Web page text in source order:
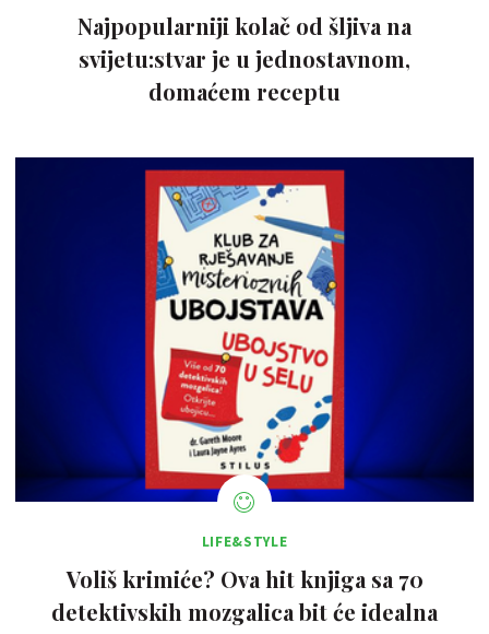
Najpopularniji kolač od šljiva na
svijetu:stvar je u jednostavnom,
domaćem receptu
LIFE&STYLE
Voliš krimiće? Ova hit knjiga sa 70
detektivskih mozgalica bit će idealna